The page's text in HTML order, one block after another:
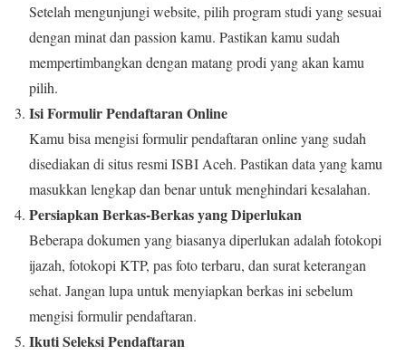
Setelah mengunjungi website, pilih program studi yang sesuai
dengan minat dan passion kamu. Pastikan kamu sudah
mempertimbangkan dengan matang prodi yang akan kamu
pilih.
Isi Formulir Pendaftaran Online
Kamu bisa mengisi formulir pendaftaran online yang sudah
disediakan di situs resmi ISBI Aceh. Pastikan data yang kamu
masukkan lengkap dan benar untuk menghindari kesalahan.
Persiapkan Berkas-Berkas yang Diperlukan
Beberapa dokumen yang biasanya diperlukan adalah fotokopi
ijazah, fotokopi KTP, pas foto terbaru, dan surat keterangan
sehat. Jangan lupa untuk menyiapkan berkas ini sebelum
mengisi formulir pendaftaran.
Ikuti Seleksi Pendaftaran